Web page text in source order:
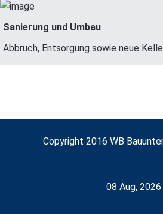
Sanierung und Umbau
Abbruch, Entsorgung sowie neue
Copyright 2016 WB
08 Aug, 2026